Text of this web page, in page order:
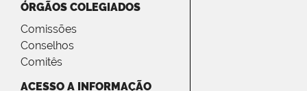
ÓRGÃOS COLEGIADOS
Comissões
Conselhos
Comitês
ACESSO A INFORMAÇÃO